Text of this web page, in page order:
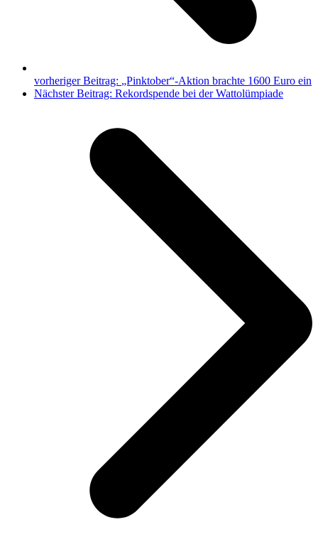
vorheriger Beitrag: „Pinktober“-Aktion brachte 1600 Euro ein
Nächster Beitrag: Rekordspende bei der Wattolümpiade